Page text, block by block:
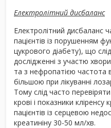
Електролітний дисбаланс
Електролітний дисбаланс
пацієнтів із порушенням
цукрового діабету), що
дослідженні з участю
та з нефропатією частота
більшою при лікуванні
Тому слід часто
крові і показники
пацієнтів із серцевою
креатиніну 30-50 мл/хв.